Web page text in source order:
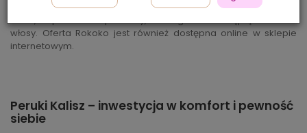
Wrocławiu lub w Poznaniu) oferującego wysokiej klasy peruki,
włosy. Oferta Rokoko jest również dostępna online w sklepie
internetowym.
Peruki Kalisz – inwestycja w komfort i pewność
siebie